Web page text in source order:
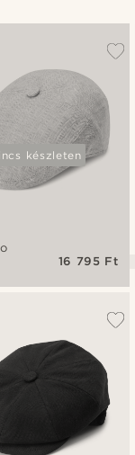
készleten
16 795 Ft